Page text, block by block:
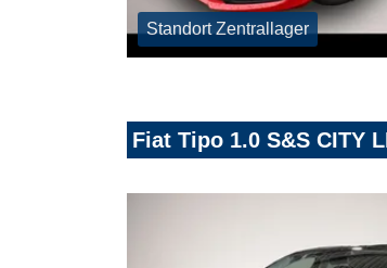
Standort Zentrallager
Fiat Tipo 1.0 S&S CITY